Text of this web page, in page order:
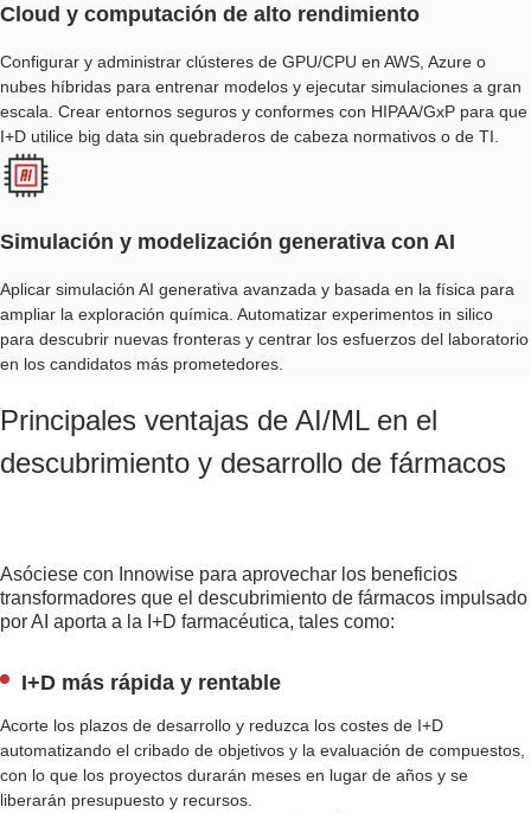
Cloud y computación de alto rendimiento
Configurar y administrar clústeres de GPU/CPU en AWS, Azure o
nubes híbridas para entrenar modelos y ejecutar simulaciones a gran
escala. Crear entornos seguros y conformes con HIPAA/GxP para que
I+D utilice big data sin quebraderos de cabeza normativos o de TI.
Simulación y modelización generativa con AI
Aplicar simulación AI generativa avanzada y basada en la física para
ampliar la exploración química. Automatizar experimentos in silico
para descubrir nuevas fronteras y centrar los esfuerzos del laboratorio
en los candidatos más prometedores.
Principales ventajas de AI/ML en el
descubrimiento y desarrollo de fármacos
Asóciese con Innowise para aprovechar los beneficios
transformadores que el descubrimiento de fármacos impulsado
por AI aporta a la I+D farmacéutica, tales como:
I+D más rápida y rentable
Acorte los plazos de desarrollo y reduzca los costes de I+D
automatizando el cribado de objetivos y la evaluación de compuestos,
con lo que los proyectos durarán meses en lugar de años y se
liberarán presupuesto y recursos.